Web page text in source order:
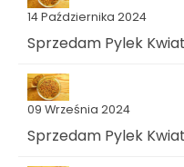
14 Października 2024
Sprzedam Pylek
09 Września 2024
Sprzedam Pylek